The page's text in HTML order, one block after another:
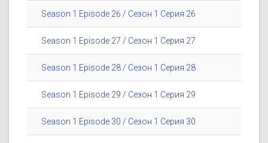
Season 1 Episode 26 / Сезон 1 Серия 26
Season 1 Episode 27 / Сезон 1 Серия 27
Season 1 Episode 28 / Сезон 1 Серия 28
Season 1 Episode 29 / Сезон 1 Серия 29
Season 1 Episode 30 / Сезон 1 Серия 30